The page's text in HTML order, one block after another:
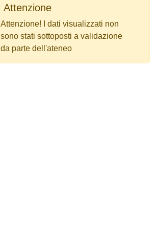
Attenzione
Attenzione! I dati visualizzati non
sono stati sottoposti a validazione
da parte dell'ateneo